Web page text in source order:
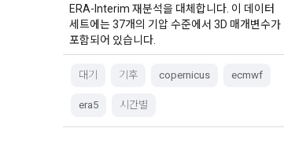
ERA-Interim 재분석을 대체합니다. 이 데이터
세트에는 37개의 기압 수준에서 3D 매개변수가
포함되어 있습니다.
대기 기후 copernicus ecmwf
era5 시간별